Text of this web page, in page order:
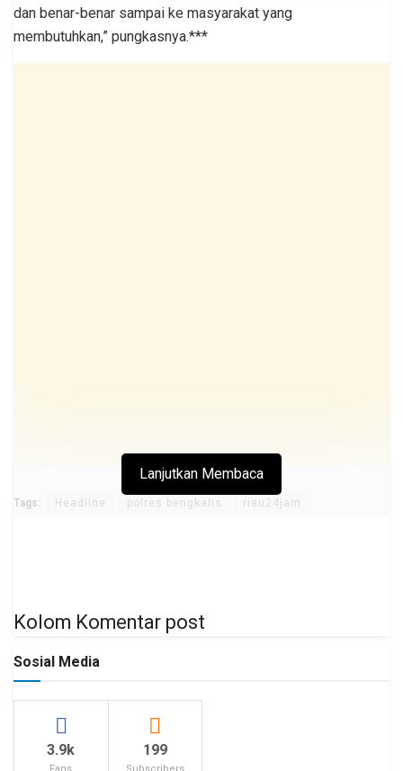
dan benar-benar sampai ke masyarakat yang
membutuhkan,” pungkasnya.***
Lanjutkan Membaca
Tags: Headline polres bengkalis riau24jam
Kolom Komentar post
Sosial Media
3.9k
Fans
199
Subscribers